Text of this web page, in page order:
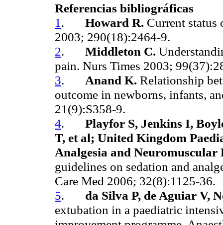
Referencias bibliográficas
1 . Howard R. Current
2003; 290(18):2464-9.
2. Middleton C.
pain. Nurs Times 2003;
3. Anand K. Relationship
outcome in newborns, infants,
21(9):S358-9.
4.
Playfor S, Jenkins I,
T, et al; United Kingdom
Analgesia and
guidelines on sedation and
Care Med 2006; 32(8):1125-36.
5.
da Silva P, de Aguiar V,
extubation in a paediatric